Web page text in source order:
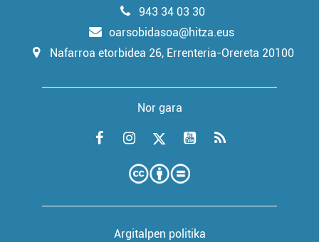
943 34 03 30
oarsobidasoa@hitza.eus
Nafarroa etorbidea 26, Errenteria-Orereta 20100
Nor gara
Argitalpen politika